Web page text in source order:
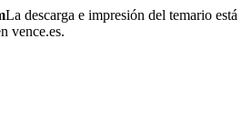
La descarga e impresión del temario está
vence.es.